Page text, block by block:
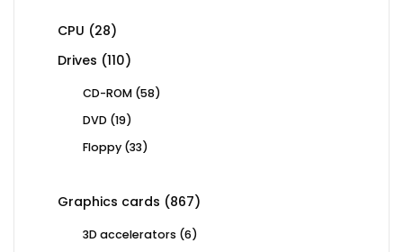
CPU 2828
products
Drives 110110
CD-ROM 5858
DVD 1919
Floppy 3333
Graphics cards 867867
3D accelerators 66